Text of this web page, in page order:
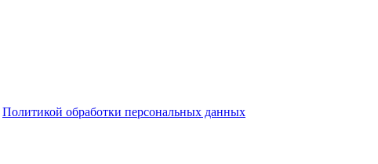
Политикой обработки персональных данных